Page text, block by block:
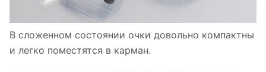
В сложенном состоянии очки довольно компактны
и легко поместятся в карман.